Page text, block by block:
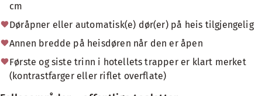
cm
Døråpner eller automatisk(e) dør(er) på heis tilgjengelig
Annen bredde på heisdøren når den er åpen
Første og siste trinn i hotellets trapper er klart merket
(kontrastfarger eller riflet overflate)